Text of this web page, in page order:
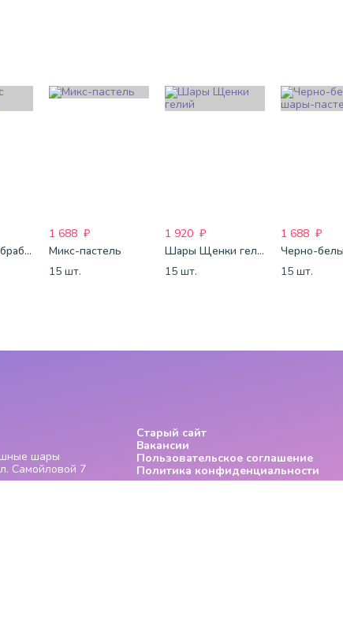
25 шаров с обработкой
1 688 ₽
Микс-пастель
15 шт.
1 920 ₽
Шары Щенки гелий
15 шт.
1 688 ₽
15 шт.
шары
Самойловой 7
Старый сайт
Вакансии
Пользовательское соглашение
Политика конфиденциальности